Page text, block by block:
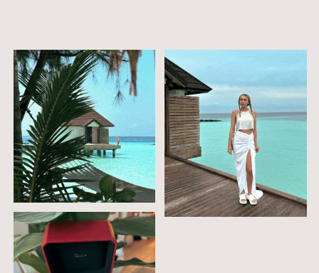
01
Пробудить и поддерживать свою уверенность в
себе, энергию, которая двигает вперед через азарт
и вдохновение
Энергия Величия